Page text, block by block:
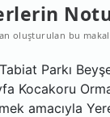
oluşturulan bu
Parkı
Kocakoru
amacıyla